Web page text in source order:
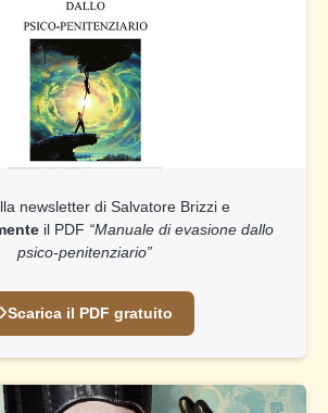
newsletter di Salvatore Brizzi e
il PDF “Manuale di evasione dallo
psico-penitenziario”
Scarica il PDF gratuito